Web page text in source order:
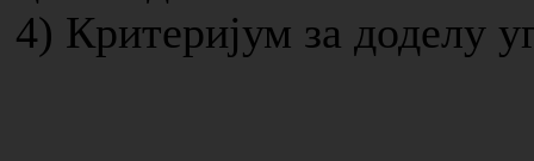
4) Критеријум за доделу